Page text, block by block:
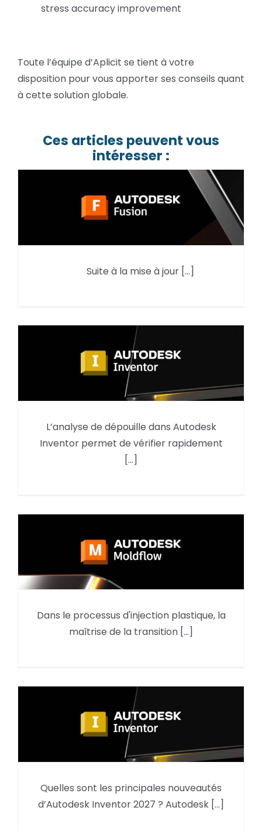
stress accuracy improvement
Toute l’équipe d’Aplicit se tient à votre
disposition pour vous apporter ses conseils quant
à cette solution globale.
Ces articles peuvent vous
intéresser :
Nouveauté Avril en FAO :
Suite à la mise à jour [...]
L’ analyse de dépouille dans
AUTODESK INVENTOR
L’analyse de dépouille dans Autodesk
Inventor permet de vérifier rapidement
[...]
MOLDFLOW : Analyse du
compactage par le résultat
Dans le processus d'injection plastique, la
maîtrise de la transition [...]
Inventor 2027 Nouveautés
Quelles sont les principales nouveautés
d’Autodesk Inventor 2027 ? Autodesk [...]